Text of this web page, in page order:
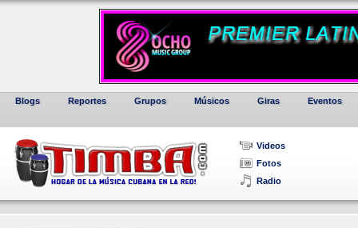
Blogs Reportes Grupos Músicos Giras Eventos
Videos
Fotos
Radio